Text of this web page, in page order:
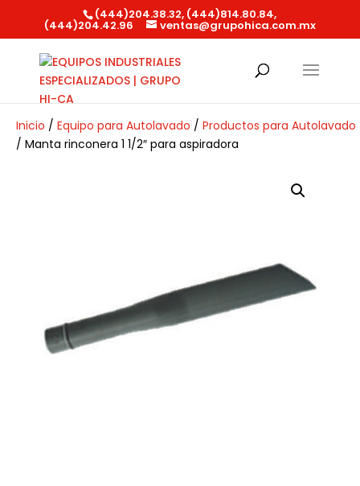
(444)204.38.32, (444)814.80.84,
(444)204.42.96 ventas@grupohica.com.mx
Inicio / Equipo para Autolavado / Productos para Autolavado
/ Manta rinconera 1 1/2″ para aspiradora